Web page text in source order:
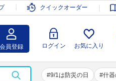
クイックオーダー
会員登録 ログイン お気に入り
9/1は防災の日 什器
会員登録 ログイン お気に入り